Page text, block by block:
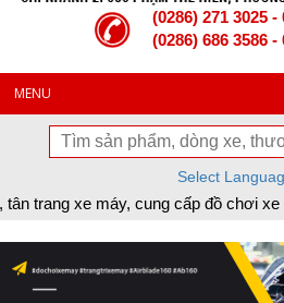
(0286) 271 3025 -
(0286) 686 3586 -
MENU
Select
cung cấp đồ chơi xe máy